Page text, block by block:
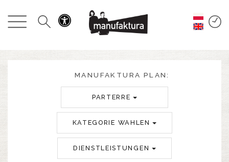
GESCHEHEN
ANGEBOTE
RESTAURANTS
MANUFAKTURA PLAN:
PARTERRE
KATEGORIE WAHLEN
DIENSTLEISTUNGEN